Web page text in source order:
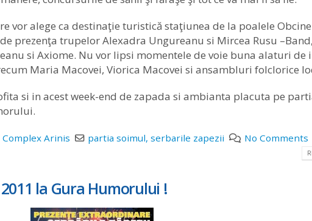
vor alege ca destinaţie turistică staţiunea de la poalele
prezenţa trupelor Alexadra Ungureanu si Mircea Rusu –Band,
si Axiome. Nu vor lipsi momentele de voie buna alaturi de
Maria Macovei, Viorica Macovei si ansambluri folclorice
si in acest week-end de zapada si ambianta placuta pe
Complex Arinis partia soimul, serbarile zapezii No Comments
la Gura Humorului !